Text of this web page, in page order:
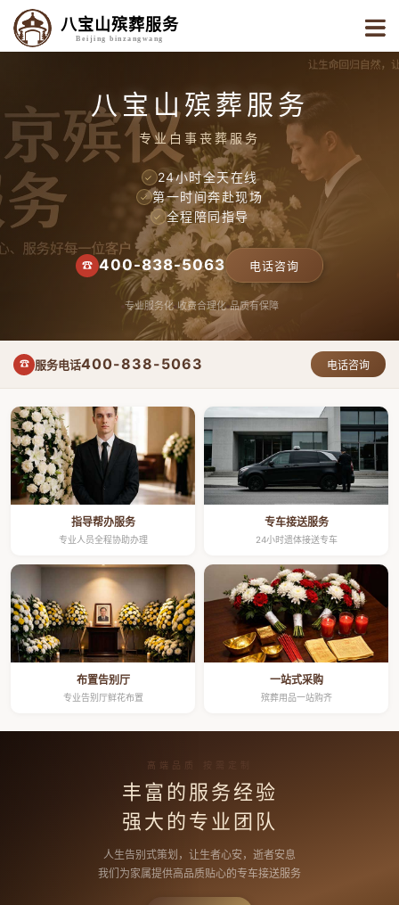
八宝山殡葬服务
Beijing binzangwang
八宝山殡葬服务
专业白事丧葬服务
✓ 24小时全天在线
✓ 第一时间奔赴现场
✓ 全程陪同指导
☎ 400-838-5063 电话咨询
专业服务化 收费合理化 品质有保障
☎ 服务电话400-838-5063 电话咨询
指导帮办服务
专业人员全程协助办理
专车接送服务
24小时遗体接送专车
布置告别厅
专业告别厅鲜花布置
一站式采购
殡葬用品一站购齐
高端品质 按需定制
丰富的服务经验
强大的专业团队
人生告别式策划，让生者心安，逝者安息
我们为家属提供高品质贴心的专车接送服务